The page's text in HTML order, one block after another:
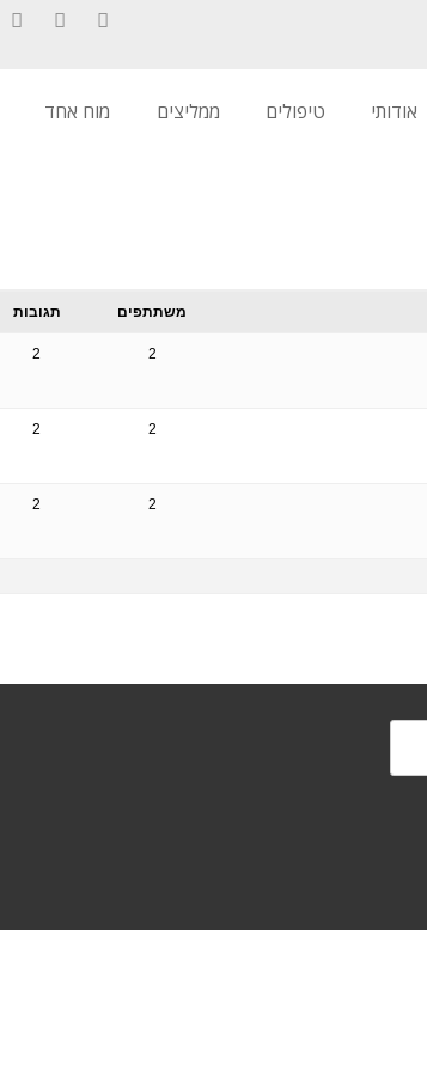
אודותי טיפולים ממליצים מוח אחד
משתתפים תגובות
2
2
2
2
2
2